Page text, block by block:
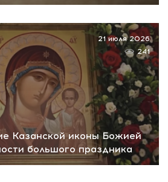
Казанской иконы Божией
большого праздника
21 июля 2026
241